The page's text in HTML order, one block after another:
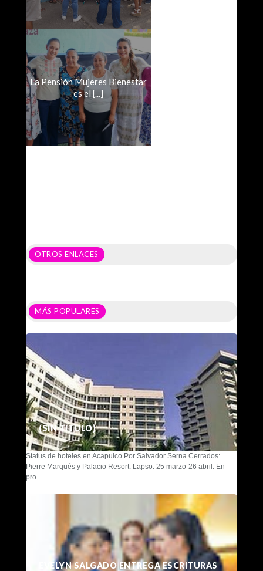
La Pensión Mujeres Bienestar
es el [...]
OTROS ENLACES
MÁS POPULARES
(SIN TÍTULO)
Status de hoteles en Acapulco Por Salvador Serna Cerrados:
Pierre Marqués y Palacio Resort. Lapso: 25 marzo-26 abril. En
pro...
EVELYN SALGADO ENTREGA ESCRITURAS